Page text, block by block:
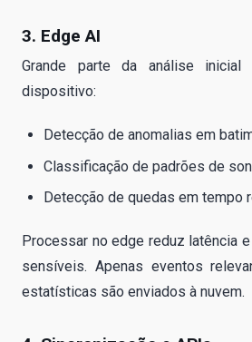
3. Edge AI
Grande parte da análise
dispositivo:
Detecção de anomalias em
Classificação de padrões de
Detecção de quedas em tempo
Processar no edge reduz latência
sensíveis. Apenas eventos
estatísticas são enviados à nuvem.